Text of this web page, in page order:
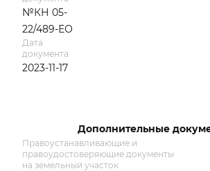
№КН 05-
22/489-ЕО
Дата
документа
2023-11-17
Дополнительные
Правоустанавливающие и
правоудостоверяющие документы
на земельный участок